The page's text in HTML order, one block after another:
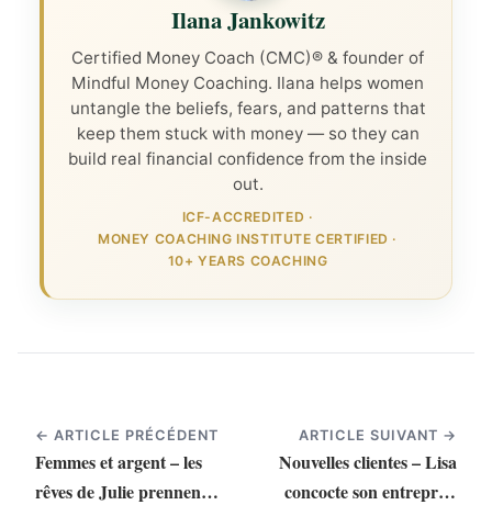
Ilana Jankowitz
Certified Money Coach (CMC)® & founder of
Mindful Money Coaching. Ilana helps women
untangle the beliefs, fears, and patterns that
keep them stuck with money — so they can
build real financial confidence from the inside
out.
ICF-ACCREDITED ·
MONEY COACHING INSTITUTE CERTIFIED ·
10+ YEARS COACHING
← ARTICLE PRÉCÉDENT
Femmes et argent – les
rêves de Julie prennent
ARTICLE SUIVANT →
Nouvelles clientes – Lisa
concocte son entreprise